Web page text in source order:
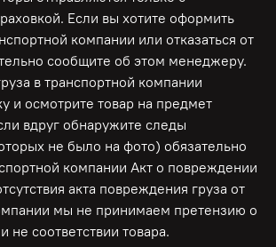
КОМПАНИЮ И ПРЕДОСТАВЛЕНИЯ
НАКЛАДНОЙ, ФОТО С
СОТРУДНИКА ТК!
Если вы хотите оформить
компании или отказаться от
сообщите об этом менеджеру.
в транспортной компании
и осмотрите товар на предмет
вдруг обнаружите следы
не было на фото) обязательно
компании Акт о повреждении
акта повреждения груза от
мы не принимаем претензию о
не соответствии товара.